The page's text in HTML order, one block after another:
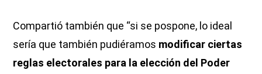
Compartió también que “si se pospone, lo ideal
sería que también pudiéramos modificar ciertas
reglas electorales para la elección del Poder